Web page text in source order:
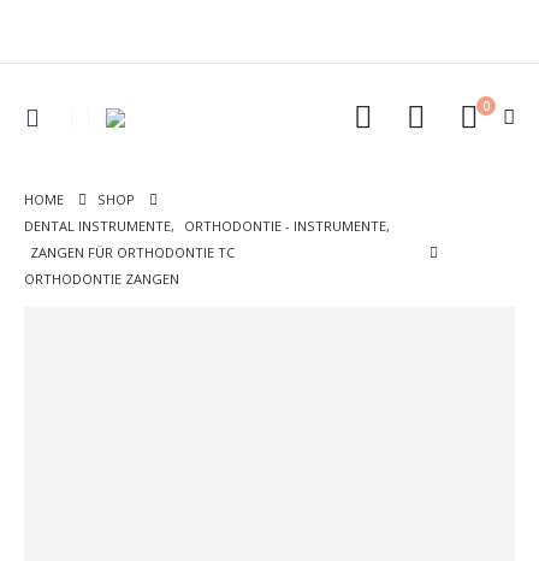
0
HOME
SHOP
DENTAL INSTRUMENTE, ORTHODONTIE - INSTRUMENTE,
ZANGEN FÜR ORTHODONTIE TC
ORTHODONTIE ZANGEN